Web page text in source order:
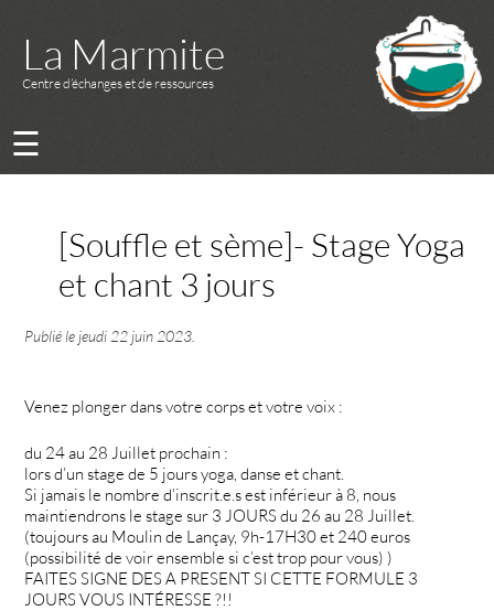
La Marmite
Centre d’échanges et de ressources
☰
[Souffle et sème]- Stage Yoga
et chant 3 jours
Publié le jeudi 22 juin 2023
Venez plonger dans votre corps et votre voix :
du 24 au 28 Juillet prochain :
lors d’un stage de 5 jours yoga, danse et chant.
Si jamais le nombre d’inscrit.e.s est inférieur à 8, nous
maintiendrons le stage sur 3 JOURS du 26 au 28 Juillet.
(toujours au Moulin de Lançay, 9h-17H30 et 240 euros
(possibilité de voir ensemble si c’est trop pour vous) )
FAITES SIGNE DES A PRESENT SI CETTE FORMULE 3
JOURS VOUS INTÉRESSE ?!!